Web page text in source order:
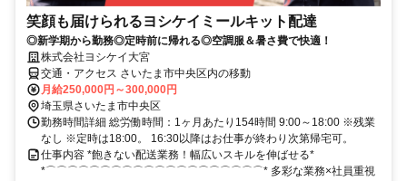
笑顔も届けられるヨシケイミールキット配達
◎新学期から勤務◎定時前に帰れる◎空調服＆暑さ費で快適！
株式会社ヨシケイ大宮
交通・アクセス さいたま市中央区内の移動
月給250,000円～300,000円
埼玉県さいたま市中央区
勤務時間詳細 総労働時間：1ヶ月あたり154時間 9:00～18:00 ※残業
なし ※定時は18:00。 16:30以降はお仕事が終わり次第帰宅可。
仕事内容 *飽きない配送業務！幅広いスキルを伸ばせる*
*⌒⌒⌒⌒⌒⌒⌒⌒⌒⌒⌒⌒⌒⌒⌒⌒⌒⌒⌒⌒* 多彩な業務×社員重視